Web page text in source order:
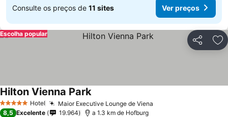
Consulte os preços de 11 sites Ver preços
Partilhar
Escolha popular
5 Estrelas Hotel Maior Executive Lounge de Viena
Hilton Vienna Park
8,5 Excelente 19.964 a 1.3 km de Hofburg